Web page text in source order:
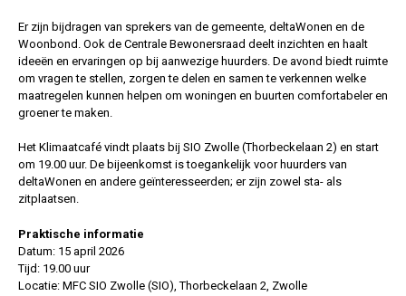
Er zijn bijdragen van sprekers van de gemeente, deltaWonen en de
Woonbond. Ook de Centrale Bewonersraad deelt inzichten en haalt
ideeën en ervaringen op bij aanwezige huurders. De avond biedt ruimte
om vragen te stellen, zorgen te delen en samen te verkennen welke
maatregelen kunnen helpen om woningen en buurten comfortabeler en
groener te maken.
Het Klimaatcafé vindt plaats bij SIO Zwolle (Thorbeckelaan 2) en start
om 19.00 uur. De bijeenkomst is toegankelijk voor huurders van
deltaWonen en andere geïnteresseerden; er zijn zowel sta- als
zitplaatsen.
Praktische informatie
Datum: 15 april 2026
Tijd: 19.00 uur
Locatie: MFC SIO Zwolle (SIO), Thorbeckelaan 2, Zwolle